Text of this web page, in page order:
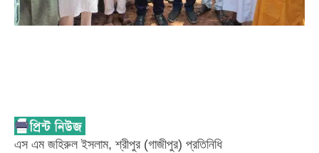
এস এম জহিরুল ইসলাম, শ্রীপুর (গাজীপুর) প্রতিনিধি